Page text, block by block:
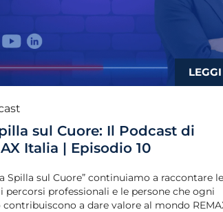
sul Cuore: Il Podcast di
Italia | Episodio 10
Spilla sul Cuore” continuiamo a raccontare le
percorsi professionali e le persone che ogni
a dare valore al mondo